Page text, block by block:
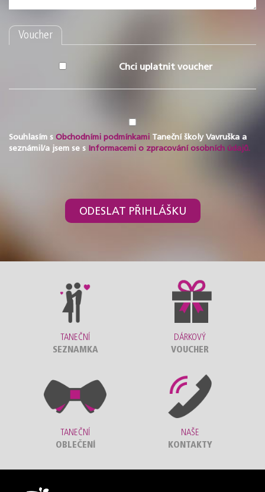
Voucher
Chci uplatnit voucher
Souhlasím s Obchodními podmínkami Taneční školy Vavruška a
seznámil/a jsem se s Informacemi o zpracování osobních údajů.
ODESLAT PŘIHLÁŠKU
TANEČNÍ
SEZNAMKA
DÁRKOVÝ
VOUCHER
TANEČNÍ
OBLEČENÍ
NAŠE
KONTAKTY